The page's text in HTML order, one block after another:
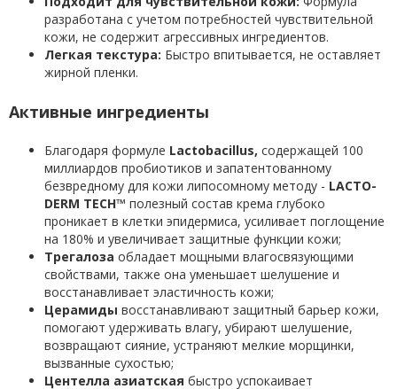
разработана с учетом потребностей чувствительной
кожи, не содержит агрессивных ингредиентов.
Легкая текстура: Быстро впитывается, не оставляет
жирной пленки.
Активные ингредиенты
Благодаря формуле Lactobacillus, содержащей 100
миллиардов пробиотиков и запатентованному
безвредному для кожи липосомному методу - LACTO-
DERM TECH™ полезный состав крема глубоко
проникает в клетки эпидермиса, усиливает поглощение
на 180% и увеличивает защитные функции кожи;
Трегалоза обладает мощными влагосвязующими
свойствами, также она уменьшает шелушение и
восстанавливает эластичность кожи;
Церамиды восстанавливают защитный барьер кожи,
помогают удерживать влагу, убирают шелушение,
возвращают сияние, устраняют мелкие морщинки,
вызванные сухостью;
Центелла азиатская быстро успокаивает